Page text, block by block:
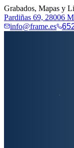
Grabados, Mapas y
Pardiñas 69, 28006
info@frame.es